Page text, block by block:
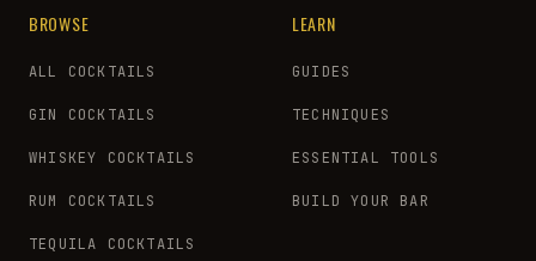
BROWSE
ALL COCKTAILS
GIN COCKTAILS
WHISKEY COCKTAILS
RUM COCKTAILS
TEQUILA COCKTAILS
LEARN
GUIDES
TECHNIQUES
ESSENTIAL TOOLS
BUILD YOUR BAR